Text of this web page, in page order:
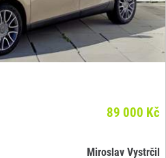
89 000 Kč
Miroslav Vystrčil